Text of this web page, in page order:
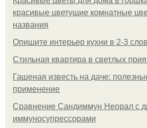
красивые цветущие комнатные
названия
Опишите интерьер кухни в 2-3
Стильная квартира в светлых
Гашеная известь на даче:
применение
Сравнение Сандиммун Неорал с
иммуносупрессорами